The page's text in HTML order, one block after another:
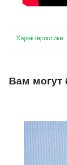
Вам могут